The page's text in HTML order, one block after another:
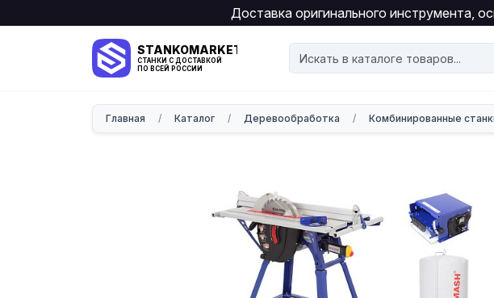
Доставка оригинального инструмента,
STANKOMARKET
СТАНКИ С ДОСТАВКОЙ
ПО ВСЕЙ РОССИИ
Главная / Каталог / Деревообработка / Комбинированные